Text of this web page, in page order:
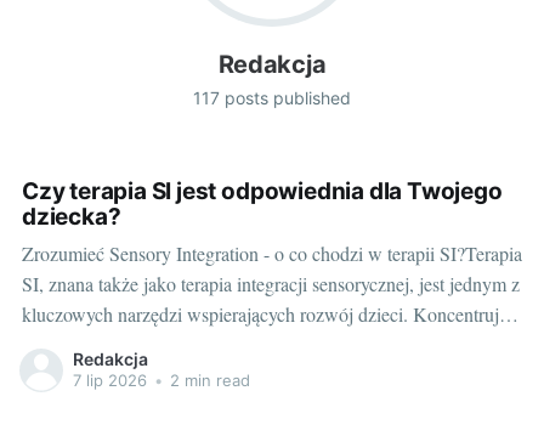
Redakcja
117 posts published
Czy terapia SI jest odpowiednia dla Twojego
dziecka?
Zrozumieć Sensory Integration - o co chodzi w terapii SI?Terapia
SI, znana także jako terapia integracji sensorycznej, jest jednym z
kluczowych narzędzi wspierających rozwój dzieci. Koncentruje
się na pomocy dzieciom w uzyskaniu lepszej kontroli nad swoim
ciałem oraz w zrozumieniu i procesowaniu informacji
Redakcja
7 lip 2026 • 2 min read